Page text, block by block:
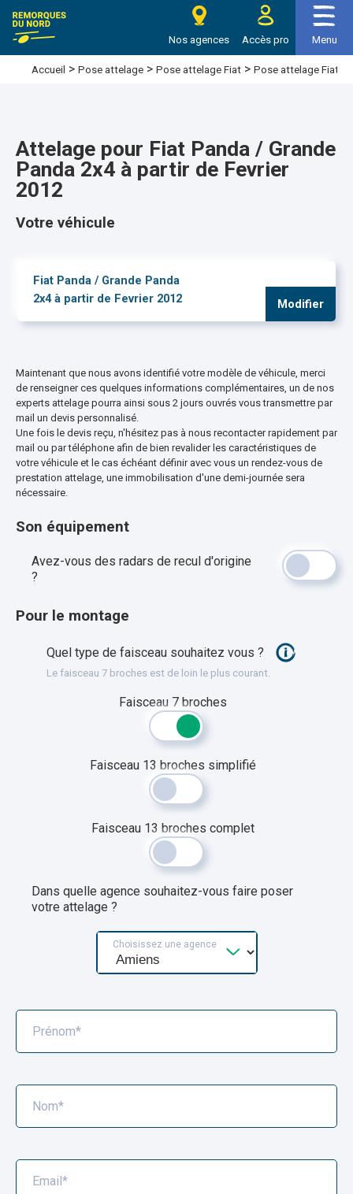
Nos agences Accès pro Menu
Accueil > Pose attelage > Pose attelage Fiat > Pose attelage Fiat
Attelage pour Fiat Panda / Grande
Panda 2x4 à partir de Fevrier
2012
Votre véhicule
Fiat Panda / Grande Panda
2x4 à partir de Fevrier 2012
Modifier
Maintenant que nous avons identifié votre modèle de véhicule, merci
de renseigner ces quelques informations complémentaires, un de nos
experts attelage pourra ainsi sous 2 jours ouvrés vous transmettre par
mail un devis personnalisé.
Une fois le devis reçu, n'hésitez pas à nous recontacter rapidement par
mail ou par téléphone afin de bien revalider les caractéristiques de
votre véhicule et le cas échéant définir avec vous un rendez-vous de
prestation attelage, une immobilisation d'une demi-journée sera
nécessaire.
Son équipement
Avez-vous des radars de recul d'origine
?
Pour le montage
Quel type de faisceau souhaitez vous ?
Le faisceau 7 broches est de loin le plus courant.
Faisceau 7 broches
Faisceau 13 broches simplifié
Faisceau 13 broches complet
Dans quelle agence souhaitez-vous faire poser
votre attelage ?
Choisissez une agence
Prénom*
Nom*
Email*